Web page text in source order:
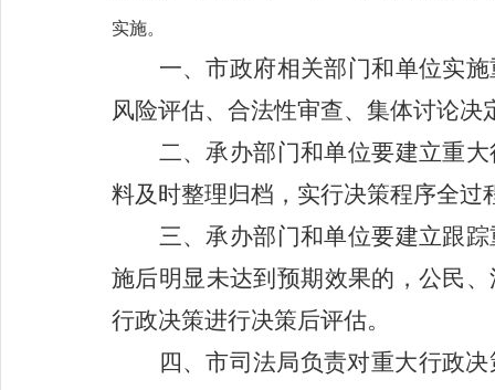
实施。
一、市政府相关部门和单位实
风险评估、合法性审查、集体讨论
二、承办部门和单位要建立重
料及时整理归档，实行决策程序全过
三、承办部门和单位要建立跟
施后明显未达到预期效果的，公民
行政决策进行决策后评估。
四、市司法局负责对重大行政